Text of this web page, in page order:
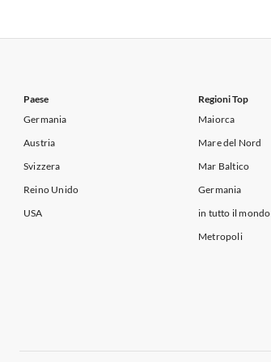
Paese
Germania
Austria
Svizzera
Reino Unido
USA
Regioni Top
Maiorca
Mare del Nord
Mar Baltico
Germania
in tutto il mondo
Metropoli